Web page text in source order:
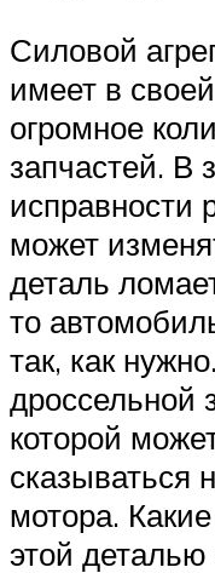
Силовой
имеет в
огромное
запчастей. В
исправности
может
деталь
то
так, как
дроссельной
которой
сказываться
мотора.
этой деталью